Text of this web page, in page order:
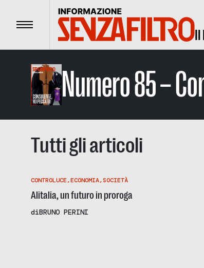
Menu Il
Numero 85 –
Tutti gli articoli
CONTROLUCE,ECONOMIA,SOCIETÀ
Alitalia, un futuro in proroga
diBRUNO PERINI